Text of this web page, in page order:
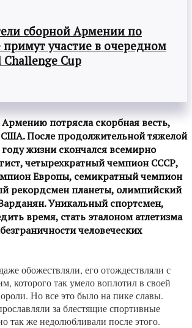
сборной Армении по
примут участие в очередном
Challenge Cup
потрясла скорбная весть,
После продолжительной тяжелой
жизни скончался всемирно
четырехкратный чемпион СССР,
Европы, семикратный чемпион
рекордсмен планеты, олимпийский
Уникальный спортсмен,
время, стать эталоном атлетизма
человеческих
обожествляли, его отождествляли с
которого так умело воплотил в своей
Но все это было на пике славы.
за блестящие спортивные
так же недолюбливали после этого.